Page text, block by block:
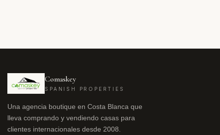
Comaskey
SPANISH PROPERTIES
Una agencia boutique en Costa Blanca que
lleva comprando y vendiendo casas para
clientes internacionales desde 2008.